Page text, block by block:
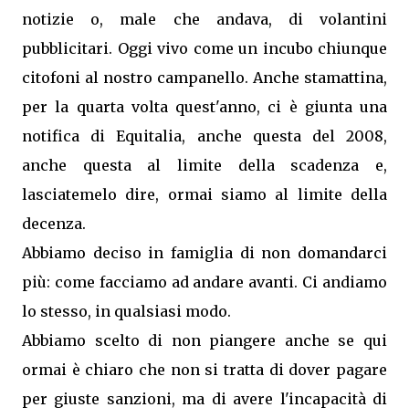
notizie o, male che andava, di volantini
pubblicitari. Oggi vivo come un incubo chiunque
citofoni al nostro campanello. Anche stamattina,
per la quarta volta quest'anno, ci è giunta una
notifica di Equitalia, anche questa del 2008,
anche questa al limite della scadenza e,
lasciatemelo dire, ormai siamo al limite della
decenza.
Abbiamo deciso in famiglia di non domandarci
più: come facciamo ad andare avanti. Ci andiamo
lo stesso, in qualsiasi modo.
Abbiamo scelto di non piangere anche se qui
ormai è chiaro che non si tratta di dover pagare
per giuste sanzioni, ma di avere l'incapacità di